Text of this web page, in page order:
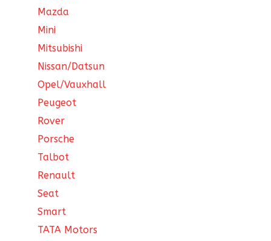
Mazda
Mini
Mitsubishi
Nissan/Datsun
Opel/Vauxhall
Peugeot
Rover
Porsche
Talbot
Renault
Seat
Smart
TATA Motors